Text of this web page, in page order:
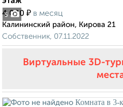
5
4 000 ₽ в месяц
Калининский район, Кирова 21
Собственник, 07.11.2022
Виртуальные 3D-